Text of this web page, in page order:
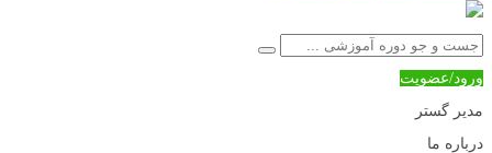
ورود/عضویت
مدیر گستر
درباره ما